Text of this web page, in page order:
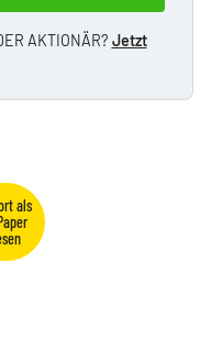
AKTIONÄR? Jetzt